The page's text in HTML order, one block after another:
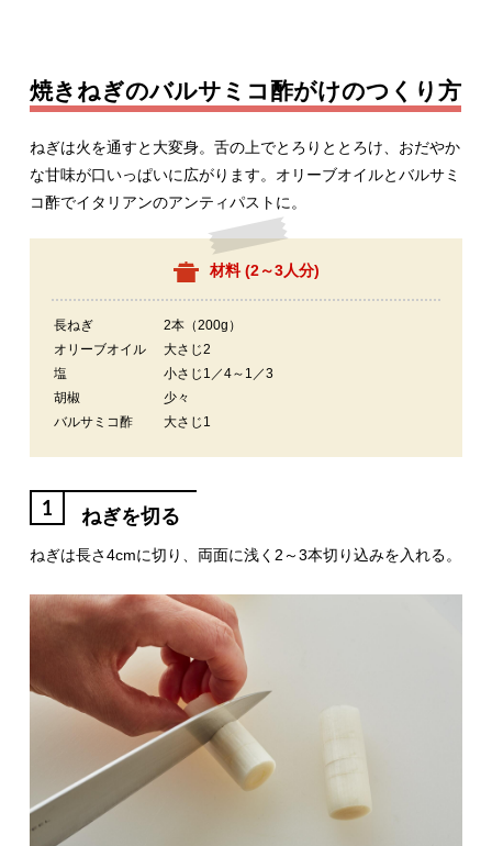
焼きねぎのバルサミコ酢がけのつくり方
ねぎは火を通すと大変身。舌の上でとろりととろけ、おだやか
な甘味が口いっぱいに広がります。オリーブオイルとバルサミ
コ酢でイタリアンのアンティパストに。
材料 (2～3人分)
長ねぎ
2本（200g）
オリーブオイル
大さじ2
塩
小さじ1／4～1／3
胡椒
少々
バルサミコ酢
大さじ1
1 ねぎを切る
ねぎは長さ4cmに切り、両面に浅く2～3本切り込みを入れる。